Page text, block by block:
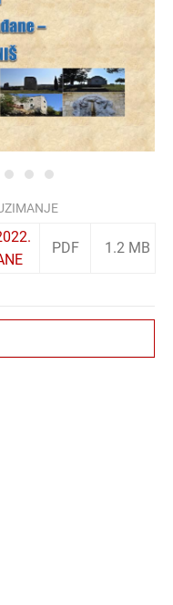
06 07 08
PDF 1.2 MB